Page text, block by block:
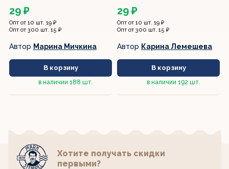
29 ₽
Опт от 10 шт. 19 ₽
Опт от 300 шт. 15 ₽
Автор Марина Мичкина
В корзину
в наличии 188 шт.
29 ₽
Опт от 10 шт. 19 ₽
Опт от 300 шт. 15 ₽
Автор Карина Лемешева
В корзину
в наличии 192 шт.
Хотите получать скидки
первыми?